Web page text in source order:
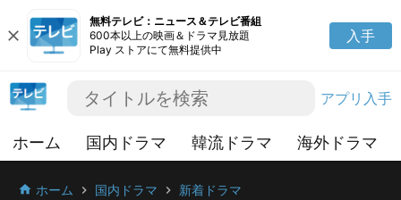
close
無料テレビ：ニュース＆テレビ番組
600本以上の映画＆ドラマ見放題
Play ストアにて無料提供中
入手
アプリ入手
ホーム 国内ドラマ 韓流ドラマ 海外ドラマ
home ホーム chevron_right 国内ドラマ chevron_right 新着ドラマ